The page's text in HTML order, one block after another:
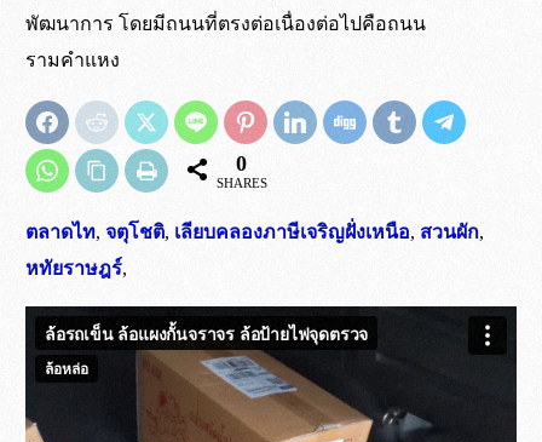
ล้อยางตันธรรมชาติ
*จัดส่งทุกวัน ยกเว้นวัน อาทิตย์ และวันหยุดนักขัตฤกษ์
กรณีสินค้าครบไม่ขาดสต๊อก โปรดสอบถาม
พัฒนาการ โดยมีถนนที่ตรงต่อเนื่องต่อไปคือถนน
รามคำแหง
0
SHARES
ตลาดไท,จตุโชติ, เลียบคลองภาษีเจริญฝั่งเหนือ, สวนผัก,
หทัยราษฎร์,